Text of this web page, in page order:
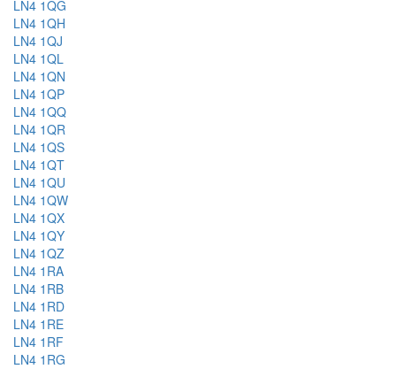
LN4 1QG
LN4 1QH
LN4 1QJ
LN4 1QL
LN4 1QN
LN4 1QP
LN4 1QQ
LN4 1QR
LN4 1QS
LN4 1QT
LN4 1QU
LN4 1QW
LN4 1QX
LN4 1QY
LN4 1QZ
LN4 1RA
LN4 1RB
LN4 1RD
LN4 1RE
LN4 1RF
LN4 1RG